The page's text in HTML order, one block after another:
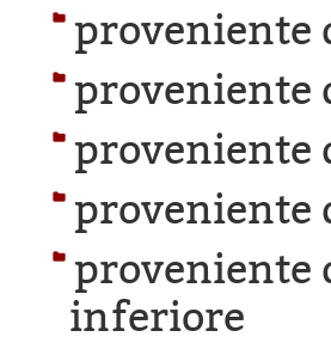
proveniente
proveniente
proveniente
proveniente
proveniente
inferiore